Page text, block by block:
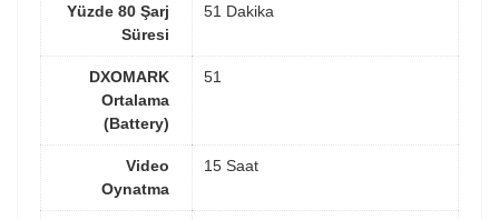
Yüzde 80 Şarj
Süresi
51 Dakika
DXOMARK
Ortalama
(Battery)
51
Video
Oynatma
15 Saat